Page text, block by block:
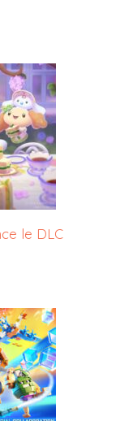
le DLC